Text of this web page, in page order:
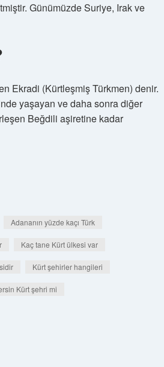
Günümüzde Suriye, Irak ve
Ekradi (Kürtleşmiş Türkmen) denir.
yaşayan ve daha sonra diğer
Beğdili aşiretine kadar
Adananın yüzde kaçı Türk
Kaç tane Kürt ülkesi var
Kürt şehirler hangileri
Kürt şehri mi